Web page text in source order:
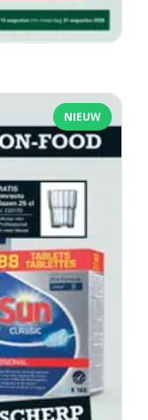
NIEUW